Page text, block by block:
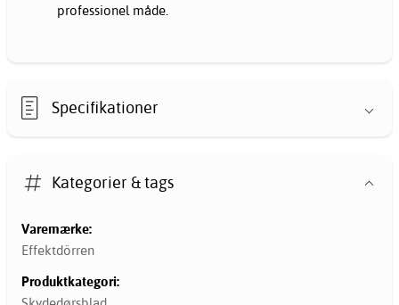
professionel måde.
Specifikationer
Kategorier & tags
Varemærke:
Effektdörren
Produktkategori: